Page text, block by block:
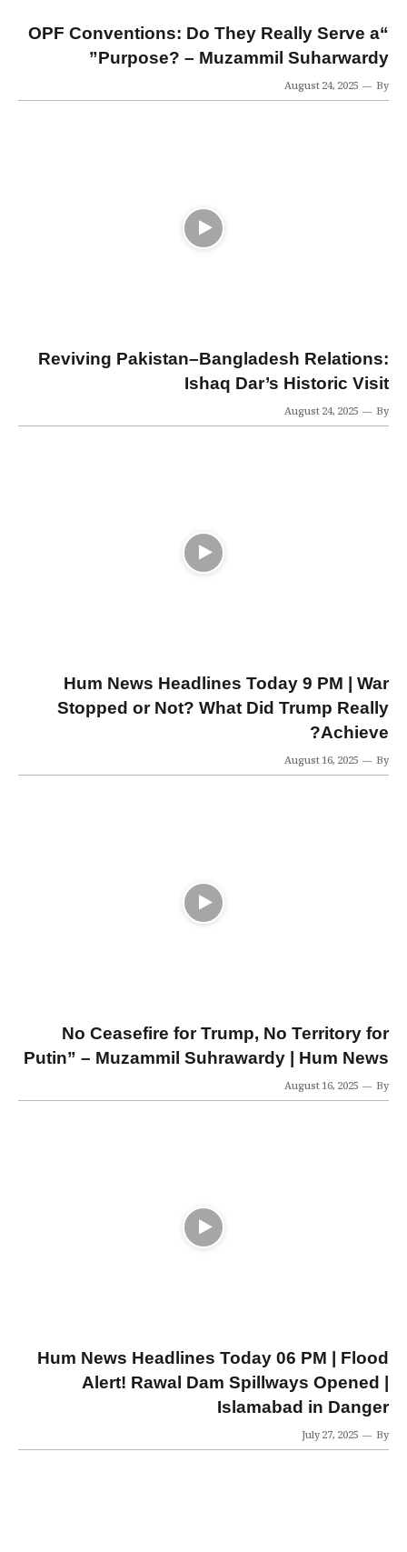
“OPF Conventions: Do They Really Serve a
Purpose? – Muzammil Suharwardy”
August 24, 2025 By
Reviving Pakistan–Bangladesh Relations:
Ishaq Dar’s Historic Visit
August 24, 2025 By
Hum News Headlines Today 9 PM | War
Stopped or Not? What Did Trump Really
Achieve?
August 16, 2025 By
No Ceasefire for Trump, No Territory for
Putin” – Muzammil Suhrawardy | Hum News
August 16, 2025 By
Hum News Headlines Today 06 PM | Flood
Alert! Rawal Dam Spillways Opened |
Islamabad in Danger
July 27, 2025 By